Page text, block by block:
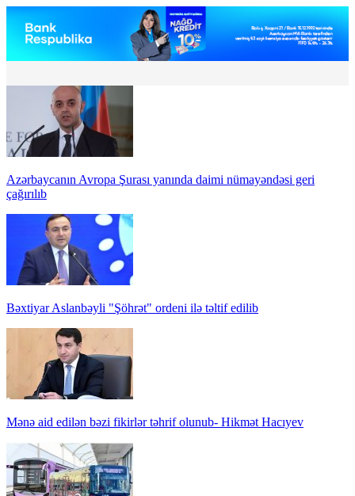
Azərbaycanın Avropa Şurası yanında daimi nümayəndəsi geri
çağırılıb
Bəxtiyar Aslanbəyli "Şöhrət" ordeni ilə təltif edilib
Mənə aid edilən bəzi fikirlər təhrif olunub- Hikmət Hacıyev